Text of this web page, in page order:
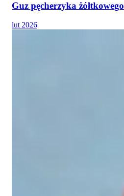
Guz pęcherzyka żółtkowego
lut 2026